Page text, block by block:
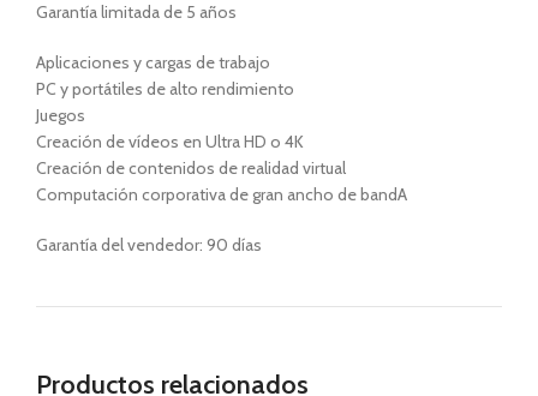
Garantía limitada de 5 años
Aplicaciones y cargas de trabajo
PC y portátiles de alto rendimiento
Juegos
Creación de vídeos en Ultra HD o 4K
Creación de contenidos de realidad virtual
Computación corporativa de gran ancho de bandA
Garantía del vendedor: 90 días
Productos relacionados